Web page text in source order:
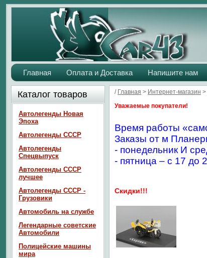
Главная Оплата и Доставка Напишите нам
/ Главная > Интернет-магазин >
Уважаемые покупатели!
Время работы
Заказы от м
- понедельник И
- пятница – с 17 до
Скидки!!!
Каталог товаров
Автолегенды Новая
Эпоха
Автолегенды СССР
Автолегенды
Спецвыпуск
Автолегенды СССР
лучшее
Автолегенды СССР -
Грузовики
Автомобиль на службе
Легендарные советские
Автомобили
Полицейские машины
мира